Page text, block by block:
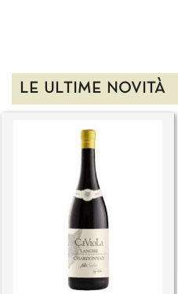
LE ULTIME NOVITÀ